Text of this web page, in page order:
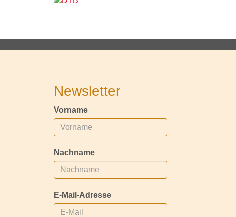
Newsletter
Vorname
Nachname
E-Mail-Adresse